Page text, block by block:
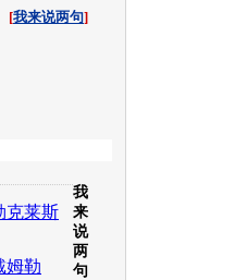
[我来说两句]
百度i贴吧
克莱斯
姆勒
我
来
说
两
句